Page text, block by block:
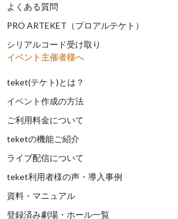
よくある質問
PRO ARTEKET（プロアルテケト）
シリアルコード受け取り
イベント主催者様へ
teket(テケト)とは？
イベント作成の方法
ご利用料金について
teketの機能ご紹介
ライブ配信について
teket利用者様の声・導入事例
資料・マニュアル
登録済み劇場・ホール一覧